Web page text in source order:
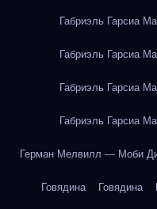
Габриэль Гарсиа
Габриэль Гарсиа
Габриэль Гарсиа
Габриэль Гарсиа
Герман Мелвилл — Моби
Говядина Говядина